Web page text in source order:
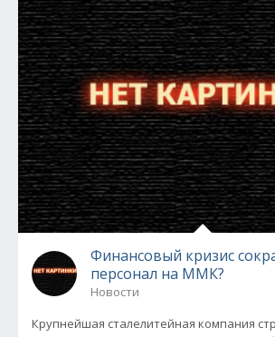
Финансовый кризис
персонал на ММК?
Новости
Крупнейшая сталелитейная компания